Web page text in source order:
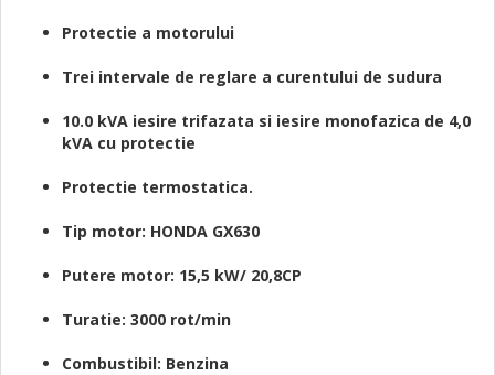
Protectie a motorului
Trei intervale de reglare a curentului de sudura
10.0 kVA iesire trifazata si iesire monofazica de 4,0
kVA cu protectie
Protectie termostatica.
Tip motor: HONDA GX630
Putere motor: 15,5 kW/ 20,8CP
Turatie: 3000 rot/min
Combustibil: Benzina